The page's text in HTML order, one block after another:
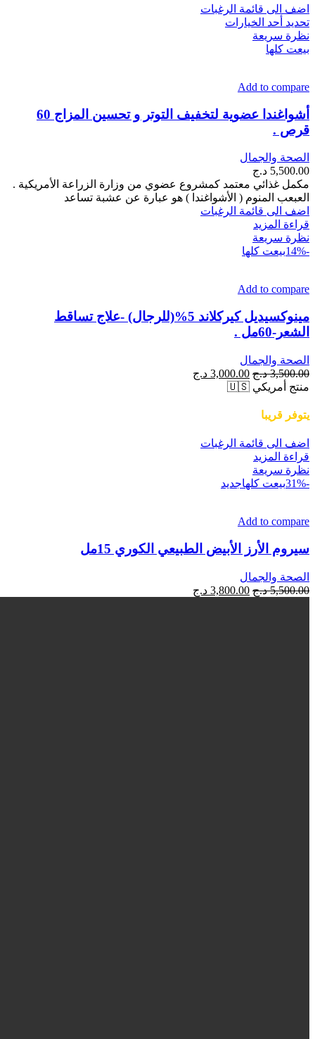
اضف الى قائمة الرغبات
تحديد أحد الخيارات
يمكن
المنتج
نظرة سريعة
بيعت كلها
Add to compare
أشواغندا عضوية لتخفيف التوتر و تحسين المزاج 60
قرص .
الصحة والجمال
5,500.00 د.ج
مكمل غذائي معتمد كمشروع عضوي من وزارة الزراعة الأمريكية .
العبعب المنوم ( الأشواغندا ) هو عبارة عن عشبة تساعد
اضف الى قائمة الرغبات
قراءة المزيد
نظرة سريعة
-14%
بيعت كلها
Add to compare
مينوكسيديل كيركلاند 5%(للرجال) -علاج تساقط
الشعر-60مل .
الصحة والجمال
3,500.00 د.ج السعر
الأصلي
3,000.00 د.ج
منتج أمريكي 🇺🇸
يتوفر قريبا
اضف الى قائمة الرغبات
قراءة المزيد
نظرة سريعة
-31%
بيعت كلهاجديد
Add to compare
سيروم الأرز الأبيض الطبيعي الكوري 15مل
الصحة والجمال
5,500.00 د.ج السعر
3,800.00 د.ج